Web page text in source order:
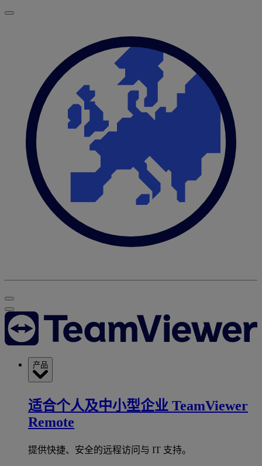
产品
适合个人及中小型企业 TeamViewer
Remote
提供快捷、安全的远程访问与 IT 支持。